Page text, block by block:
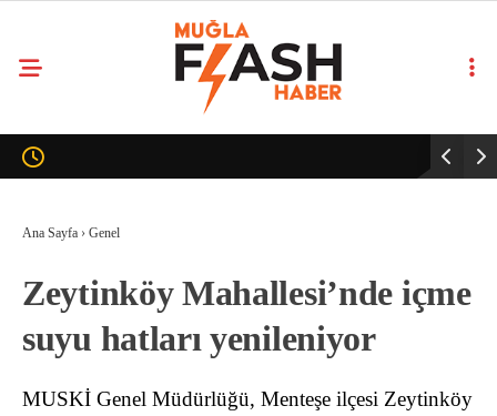
Ana Sayfa › Genel
Zeytinköy Mahallesi’nde içme
suyu hatları yenileniyor
MUSKİ Genel Müdürlüğü, Menteşe ilçesi Zeytinköy